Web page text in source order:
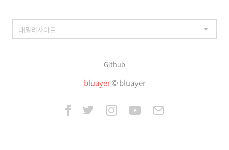
Github
bluayer© bluayer